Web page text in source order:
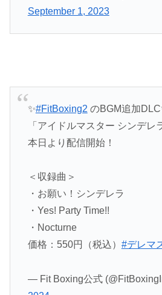
September 1, 2023
✨#FitBoxing2 のBGM追加
「アイドルマスター シンデレ
本日より配信開始！
＜収録曲＞
・お願い！シンデレラ
・Yes! Party Time!!
・Nocturne
価格：550円（税込） #デレマ
— Fit Boxing公式